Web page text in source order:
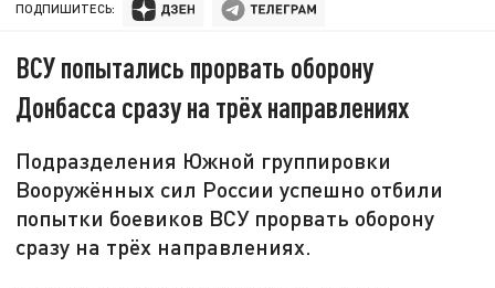
ПОДПИШИТЕСЬ:
ВСУ попытались прорвать оборону
Донбасса сразу на трёх направлениях
Подразделения Южной группировки
Вооружённых сил России успешно отбили
попытки боевиков ВСУ прорвать оборону
сразу на трёх направлениях.